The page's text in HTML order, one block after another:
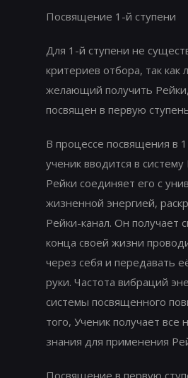
Посвящение 1-й ступени
Для 1-й ступени не
критериев отбора, так как
желающий получить
посвящен в первую
В процессе посвящения в
ученик вводится в
Рейки соединяет его с
жизненной энергией,
Рейки-канал. Он получает
конца своей жизни
через себя и передавать
руки. Частота вибраций
системы посвященного
того, Ученик получает
знания для применения